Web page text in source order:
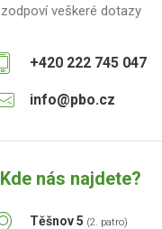
zodpoví veškeré dotazy
+420 222 745 047
info@pbo.cz
Kde nás najdete?
Těšnov 5 (2. patro)